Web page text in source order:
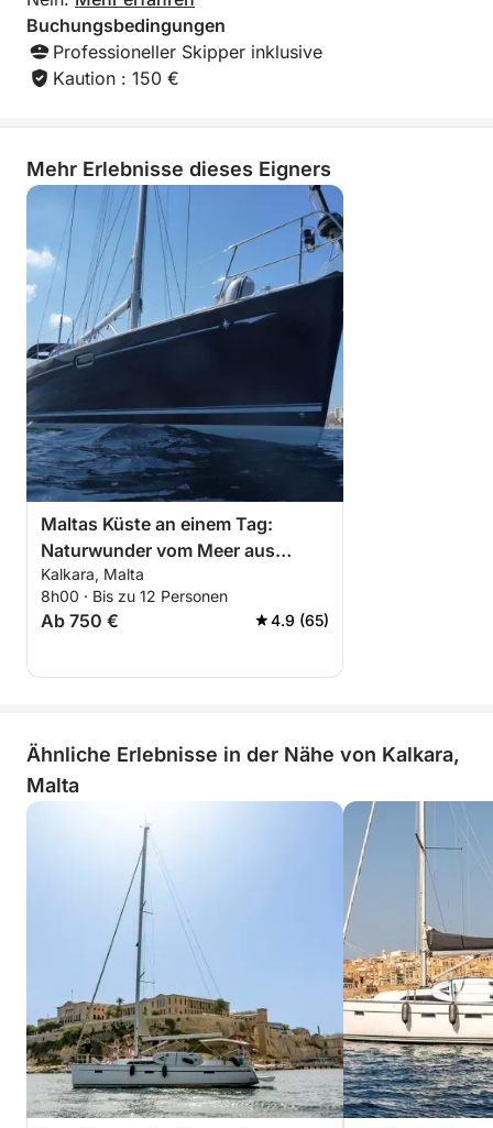
Buchungsbedingungen
Professioneller Skipper inklusive
Kaution : 150 €
Mehr Erlebnisse dieses Eigners
Maltas Küste an einem Tag:
Naturwunder vom Meer aus
entdecken
Kalkara, Malta
8h00 · Bis zu 12 Personen
Ab 750 € 4.9 (65)
Ähnliche Erlebnisse in der Nähe von Kalkara,
Malta